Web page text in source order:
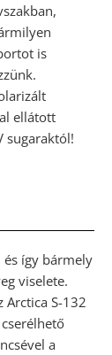
is
ellátott
sugaraktól!
és így bármely
viselete.
Arctica S-132
a